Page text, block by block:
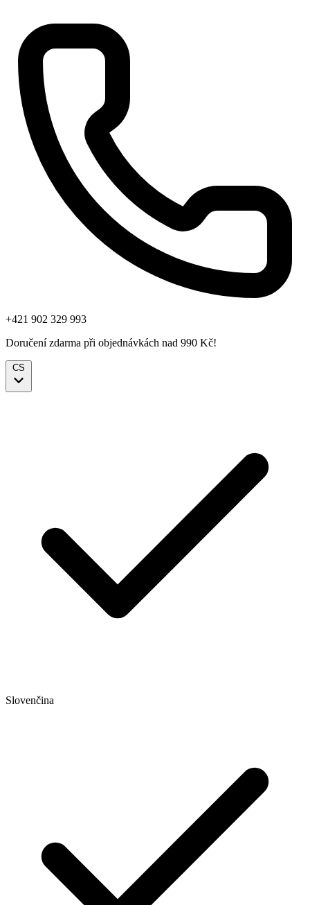
+421 902 329 993
Doručení zdarma při objednávkách nad 990 Kč!
CS
Slovenčina